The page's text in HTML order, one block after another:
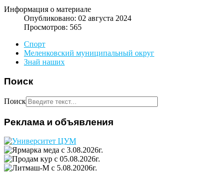
Информация о материале
Опубликовано: 02 августа 2024
Просмотров: 565
Спорт
Меленковский муниципальный округ
Знай наших
Поиск
Поиск
Реклама и объявления